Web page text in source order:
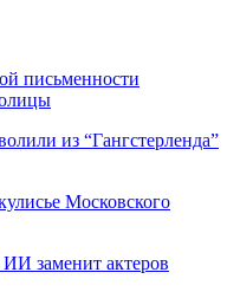
письменности
из “Гангстерленда”
Московского
заменит актеров